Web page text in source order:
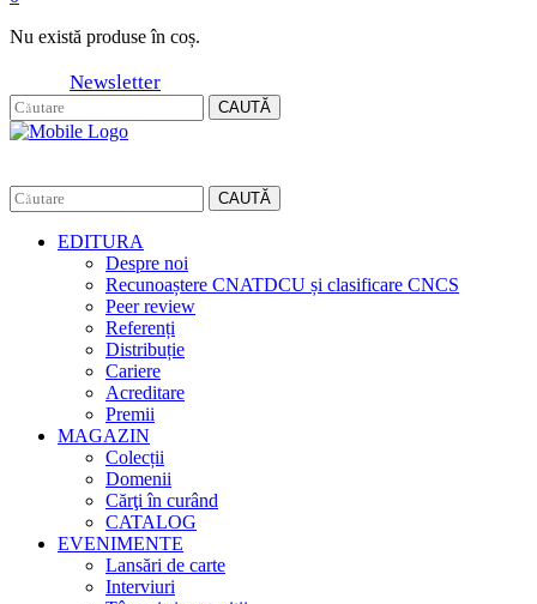
Nu există produse în coș.
Newsletter
CAUTĂ
CAUTĂ
EDITURA
Despre noi
Recunoaștere CNATDCU și clasificare CNCS
Peer review
Referenți
Distribuție
Cariere
Acreditare
Premii
MAGAZIN
Colecții
Domenii
Cărţi în curând
CATALOG
EVENIMENTE
Lansări de carte
Interviuri